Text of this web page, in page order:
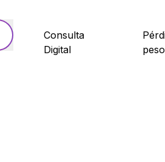
Consulta
Digital
peso